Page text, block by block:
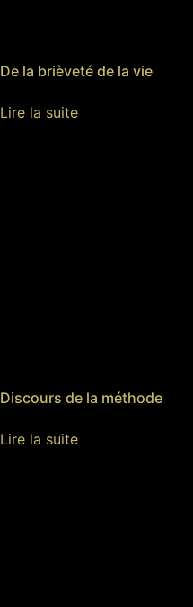
De la brièveté de la vie
Lire la suite
Discours de la méthode
Lire la suite